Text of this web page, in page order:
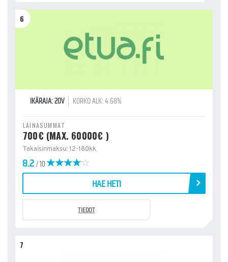
6
IKÄRAJA: 20V KORKO ALK: 4.68%
LAINASUMMAT
700€ (MAX. 60000€ )
Takaisinmaksu: 12-180kk
8.2/ 10
HAE HETI
TIEDOT
7